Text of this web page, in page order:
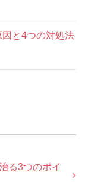
と4つの対処法
る3つのポイ